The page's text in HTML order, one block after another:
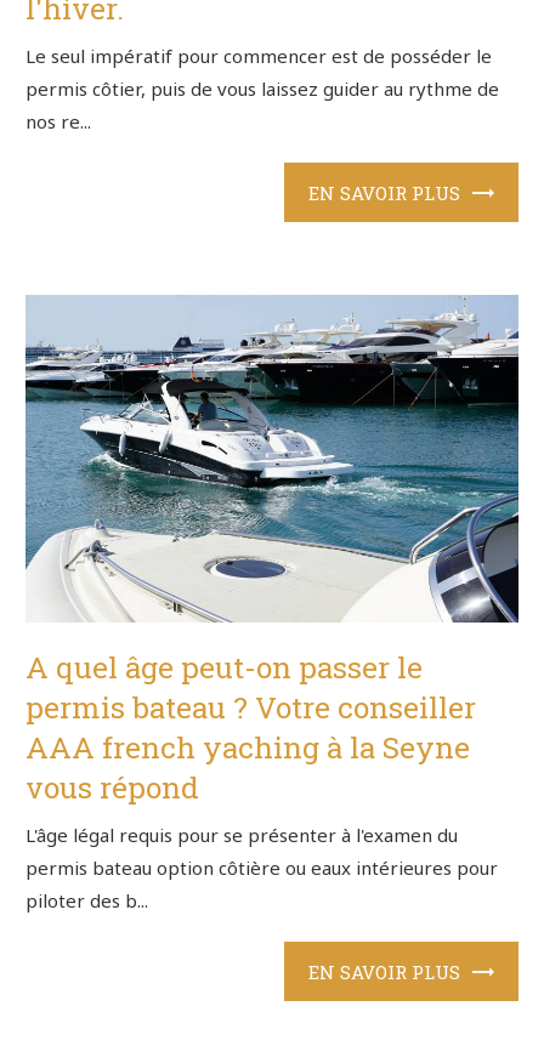
l'hiver.
Le seul impératif pour commencer est de posséder le
permis côtier, puis de vous laissez guider au rythme de
nos re...
EN SAVOIR PLUS
A quel âge peut-on passer le
permis bateau ? Votre conseiller
AAA french yaching à la Seyne
vous répond
L'âge légal requis pour se présenter à l'examen du
permis bateau option côtière ou eaux intérieures pour
piloter des b...
EN SAVOIR PLUS